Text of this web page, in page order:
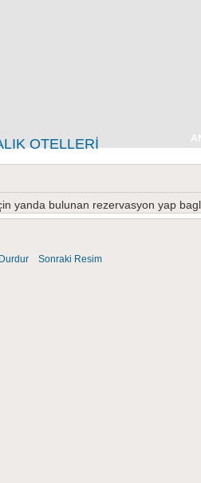
OTELLERI
yanda bulunan rezervasyon yap
Durdur Sonraki Resim